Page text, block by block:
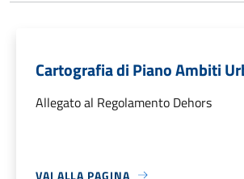
Cartografia di Piano Ambiti
Allegato al Regolamento Dehors
VAI ALLA PAGINA